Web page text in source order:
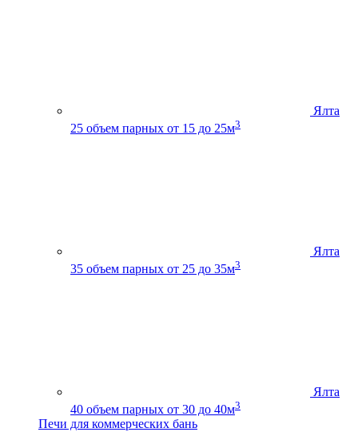
Ялта
25 объем парных от 15 до 25м3
Ялта
35 объем парных от 25 до 35м3
Ялта
40 объем парных от 30 до 40м3
Печи для коммерческих бань